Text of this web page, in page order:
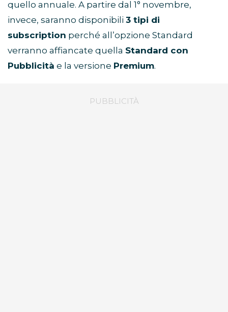
quello annuale. A partire dal 1° novembre,
invece, saranno disponibili 3 tipi di
subscription perché all’opzione Standard
verranno affiancate quella Standard con
Pubblicità e la versione Premium.